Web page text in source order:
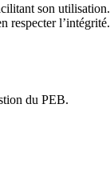
son utilisation.
respecter l’intégrité.
du PEB.